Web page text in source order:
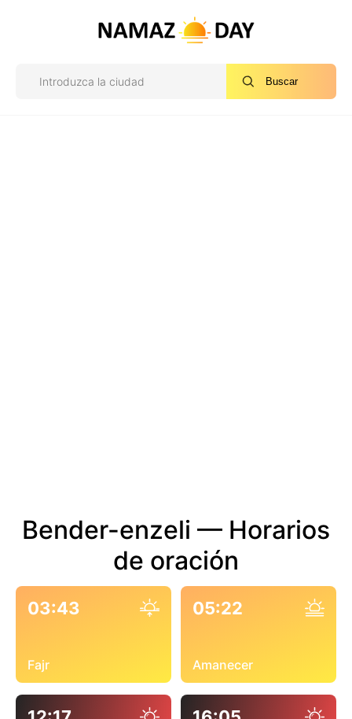
Buscar
Bender-enzeli — Horarios
de oración
03:43
Fajr
05:22
Amanecer